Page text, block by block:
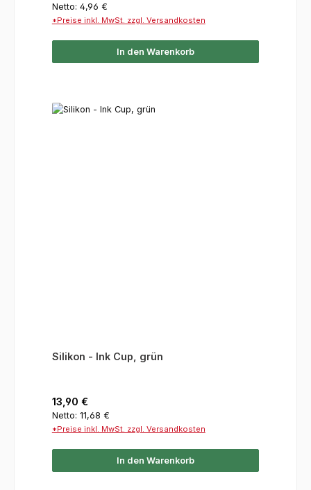
Netto: 4,96 €
*Preise inkl. MwSt. zzgl. Versandkosten
In den Warenkorb
Silikon - Ink Cup, grün
Regulärer Preis:
13,90 €
Netto: 11,68 €
*Preise inkl. MwSt. zzgl. Versandkosten
In den Warenkorb